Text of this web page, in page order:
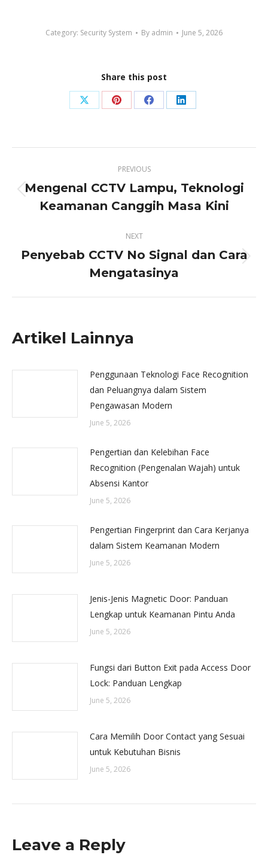
Category: Security System By admin June 5, 2026
Share this post
Share
X
Share
Pinterest
Share
Facebook
Share
LinkedIn
navigation
PREVIOUS
Previous
post:
Mengenal CCTV Lampu, Teknologi
Keamanan Canggih Masa Kini
NEXT
Next
post:
Penyebab CCTV No Signal dan Cara
Mengatasinya
Artikel Lainnya
Penggunaan Teknologi Face Recognition
dan Peluangnya dalam Sistem
Pengawasan Modern
June 5, 2026
Pengertian dan Kelebihan Face
Recognition (Pengenalan Wajah) untuk
Absensi Kantor
June 5, 2026
Pengertian Fingerprint dan Cara Kerjanya
dalam Sistem Keamanan Modern
June 5, 2026
Jenis-Jenis Magnetic Door: Panduan
Lengkap untuk Keamanan Pintu Anda
June 5, 2026
Fungsi dari Button Exit pada Access Door
Lock: Panduan Lengkap
June 5, 2026
Cara Memilih Door Contact yang Sesuai
untuk Kebutuhan Bisnis
June 5, 2026
Leave a Reply